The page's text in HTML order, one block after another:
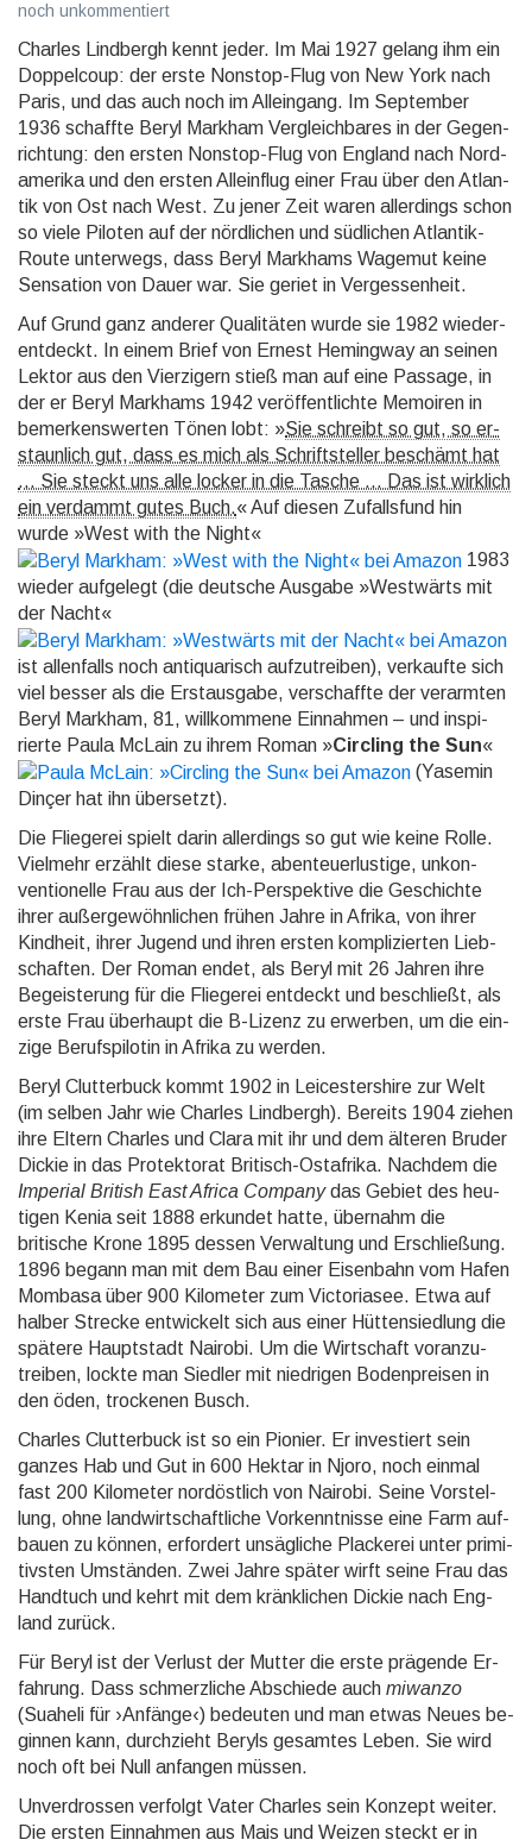
noch unkommentiert
Charles Lindbergh kennt jeder. Im Mai 1927 gelang ihm ein
Dop­pel­coup: der erste Non­stop-Flug von New York nach
Paris, und das auch noch im Allein­gang. Im Sep­tem­ber
1936 schaffte Beryl Mark­ham Ver­gleich­bares in der Ge­gen­
rich­tung: den ersten Non­stop-Flug von Eng­land nach Nord­
ame­rika und den ers­ten Allein­flug einer Frau über den Atlan­
tik von Ost nach West. Zu je­ner Zeit wa­ren aller­dings schon
so viele Pilo­ten auf der nörd­lichen und süd­li­chen Atlan­tik-
Route unter­wegs, dass Beryl Mark­hams Wa­ge­mut keine
Sen­sa­tion von Dauer war. Sie geriet in Ver­ges­sen­heit.
Auf Grund ganz anderer Qualitäten wurde sie 1982 wieder­
ent­deckt. In einem Brief von Ernest He­ming­way an sei­nen
Lektor aus den Vier­zi­gern stieß man auf eine Passage, in
der er Beryl Mark­hams 1942 ver­öffent­lichte Memoi­ren in
be­mer­kens­werten Tö­nen lobt: »Sie schreibt so gut, so er­
staun­lich gut, dass es mich als Schrift­steller be­schämt hat
... Sie steckt uns alle lo­cker in die Tasche ... Das ist wirk­lich
ein ver­dammt gutes Buch.« Auf diesen Zu­falls­fund hin
wurde »West with the Night«
1983
wieder auf­gelegt (die deutsche Aus­gabe »West­wärts mit
der Nacht«
ist allen­falls noch anti­quarisch aufzu­trei­ben), ver­kaufte sich
viel besser als die Erst­aus­gabe, ver­schaffte der ver­arm­ten
Beryl Mark­ham, 81, will­kom­mene Ein­nah­men – und inspi­
rierte Paula McLain zu ihrem Ro­man »Circling the Sun«
(Yase­min
Dinçer hat ihn über­setzt).
Die Fliegerei spielt darin aller­dings so gut wie keine Rolle.
Viel­mehr erzählt diese starke, aben­teuer­lus­tige, un­kon­
ventio­nelle Frau aus der Ich-Per­spek­tive die Ge­schich­te
ihrer außer­ge­wöhn­li­chen frühen Jahre in Afrika, von ihrer
Kind­heit, ihrer Ju­gend und ihren ersten kom­pli­zier­ten Lieb­
schaften. Der Roman endet, als Beryl mit 26 Jahren ihre
Be­geis­te­rung für die Flie­gerei ent­deckt und be­schließt, als
erste Frau über­haupt die B-Li­zenz zu er­wer­ben, um die ein­
zige Berufs­pilo­tin in Afrika zu werden.
Beryl Clutter­buck kommt 1902 in Leicestershire zur Welt
(im selben Jahr wie Charles Lind­bergh). Bereits 1904 ziehen
ihre Eltern Charles und Clara mit ihr und dem äl­teren Bruder
Dickie in das Pro­tek­torat Bri­tisch-Ost­afrika. Nachdem die
Imperial British East Africa Com­panydas Gebiet des heu­
tigen Kenia seit 1888 erkun­det hatte, über­nahm die
britische Krone 1895 des­sen Ver­wal­tung und Erschlie­ßung.
1896 be­gann man mit dem Bau einer Eisen­bahn vom Hafen
Mom­basa über 900 Kilo­meter zum Vic­toria­see. Etwa auf
halber Strecke ent­wickelt sich aus einer Hütten­sied­lung die
spätere Haupt­stadt Nairobi. Um die Wirt­schaft voran­zu­
treiben, lockte man Siedler mit nied­rigen Boden­prei­sen in
den öden, tro­cke­nen Busch.
Charles Clutter­buck ist so ein Pionier. Er inves­tiert sein
ganzes Hab und Gut in 600 Hek­tar in Njoro, noch einmal
fast 200 Kilo­meter nord­östlich von Nairobi. Seine Vor­stel­
lung, ohne land­wirt­schaft­liche Vor­kennt­nisse eine Farm auf­
bauen zu können, er­for­dert un­säg­li­che Placke­rei unter primi­
tivs­ten Um­ständen. Zwei Jahre spä­ter wirft seine Frau das
Hand­tuch und kehrt mit dem kränk­li­chen Dickie nach Eng­
land zurück.
Für Beryl ist der Verlust der Mutter die erste prä­gende Er­
fah­rung. Dass schmerz­liche Abschiede auch miwanzo
(Suaheli für ›Anfänge‹) be­deuten und man etwas Neues be­
ginnen kann, durch­zieht Beryls ge­samtes Leben. Sie wird
noch oft bei Null an­fangen müs­sen.
Unverdrossen verfolgt Vater Charles sein Konzept weiter.
Die ersten Ein­nah­men aus Mais und Wei­zen steckt er in